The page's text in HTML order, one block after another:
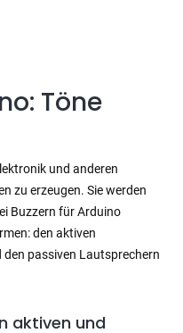
Töne
und anderen
zu erzeugen. Sie werden
Buzzern für Arduino
den aktiven
den passiven Lautsprechern
aktiven und